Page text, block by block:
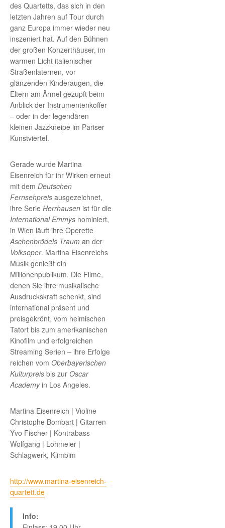
des Quartetts, das sich in den
letzten Jahren auf Tour durch
ganz Europa immer wieder neu
inszeniert hat. Auf den Bühnen
der großen Konzerthäuser, im
warmen Licht italienischer
Straßenlaternen, vor
glänzenden Kinderaugen, die
Eltern am Ärmel gezupft beim
Anblick der Instrumentenkoffer
– oder in der legendären
kleinen Jazzkneipe im Pariser
Kunstviertel.
Gerade wurde Martina
Eisenreich für ihr Wirken erneut
mit dem Deutschen
Fernsehpreis ausgezeichnet,
ihre Serie Herrhausen ist für die
International Emmys nominiert,
in Wien läuft ihre Operette
Aschenbrödels Traum an der
Volksoper. Martina Eisenreichs
Musik genießt ein
Millionenpublikum. Die Filme,
denen Sie ihre musikalische
Ausdruckskraft schenkt, sind
international präsent und
preisgekrönt, vom heimischen
Tatort bis zum amerikanischen
Kinofilm und erfolgreichen
Streaming Serien – ihre Erfolge
reichen vom Oberbayerischen
Kulturpreis bis zur Oscar
Academyin Los Angeles.
Martina Eisenreich | Violine
Christophe Bombart | Gitarren
Yvo Fischer | Kontrabass
Wolfgang | Lohmeier |
Schlagwerk, Klimbim
http://www.martina-eisenreich-
quartett.de
Info: